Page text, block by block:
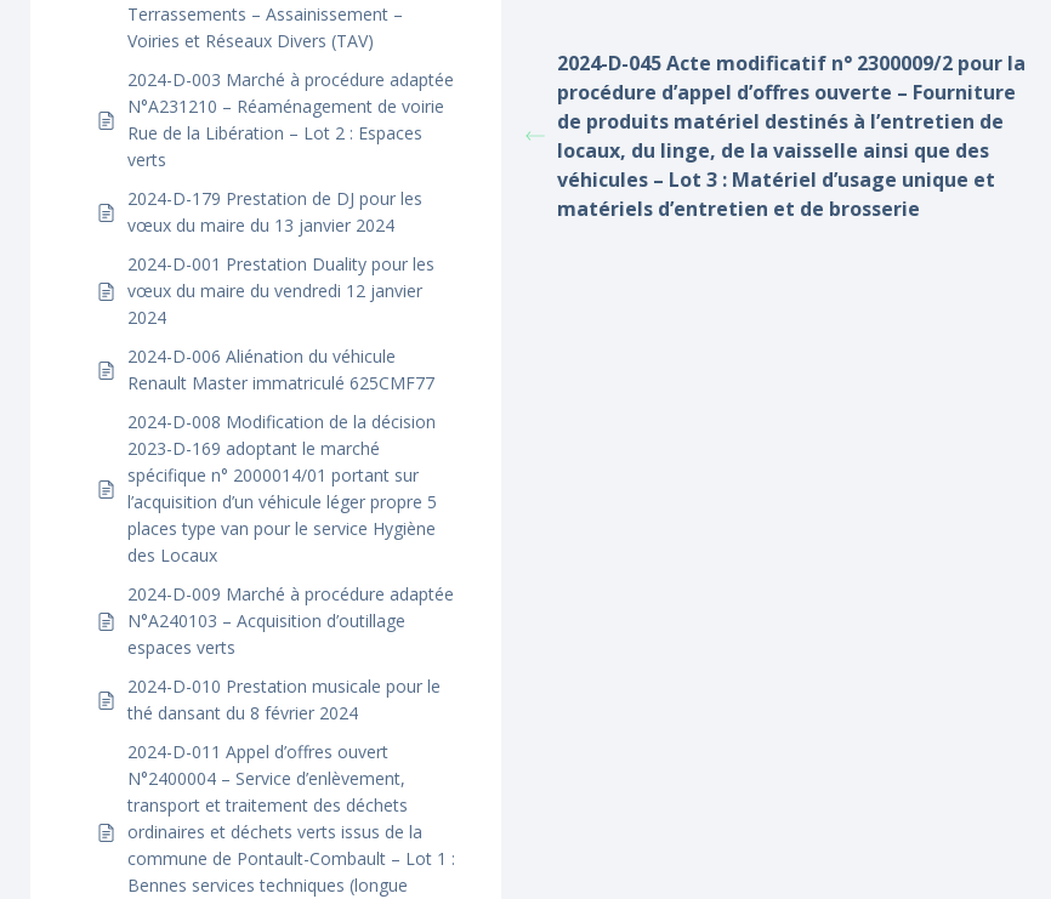
Terrassements – Assainissement –
Voiries et Réseaux Divers (TAV)
2024-D-003 Marché à procédure adaptée
N°A231210 – Réaménagement de voirie
Rue de la Libération – Lot 2 : Espaces
verts
2024-D-179 Prestation de DJ pour les
vœux du maire du 13 janvier 2024
2024-D-001 Prestation Duality pour les
vœux du maire du vendredi 12 janvier
2024
2024-D-006 Aliénation du véhicule
Renault Master immatriculé 625CMF77
2024-D-008 Modification de la décision
2023-D-169 adoptant le marché
spécifique n° 2000014/01 portant sur
l’acquisition d’un véhicule léger propre 5
places type van pour le service Hygiène
des Locaux
2024-D-009 Marché à procédure adaptée
N°A240103 – Acquisition d’outillage
espaces verts
2024-D-010 Prestation musicale pour le
thé dansant du 8 février 2024
2024-D-011 Appel d’offres ouvert
N°2400004 – Service d’enlèvement,
transport et traitement des déchets
ordinaires et déchets verts issus de la
commune de Pontault-Combault – Lot 1 :
Bennes services techniques (longue
2024-D-045 Acte modificatif n° 2300009/2 pour la
procédure d’appel d’offres ouverte – Fourniture
de produits matériel destinés à l’entretien de
locaux, du linge, de la vaisselle ainsi que des
véhicules – Lot 3 : Matériel d’usage unique et
matériels d’entretien et de brosserie